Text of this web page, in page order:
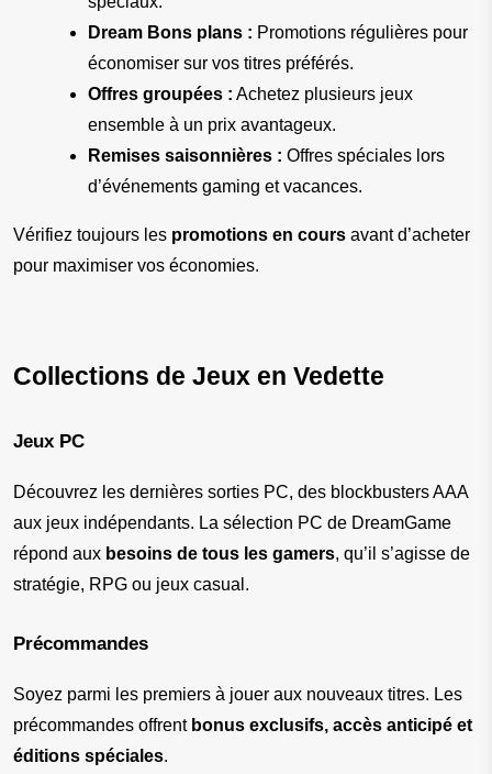
Dream Bons plans : Promotions régulières pour
économiser sur vos titres préférés.
Offres groupées : Achetez plusieurs jeux
ensemble à un prix avantageux.
Remises saisonnières : Offres spéciales lors
d’événements gaming et vacances.
Vérifiez toujours les promotions en cours avant d’acheter
pour maximiser vos économies.
Collections de Jeux en Vedette
Jeux PC
Découvrez les dernières sorties PC, des blockbusters AAA
aux jeux indépendants. La sélection PC de DreamGame
répond aux besoins de tous les gamers, qu’il s’agisse de
stratégie, RPG ou jeux casual.
Précommandes
Soyez parmi les premiers à jouer aux nouveaux titres. Les
précommandes offrent bonus exclusifs, accès anticipé et
éditions spéciales.